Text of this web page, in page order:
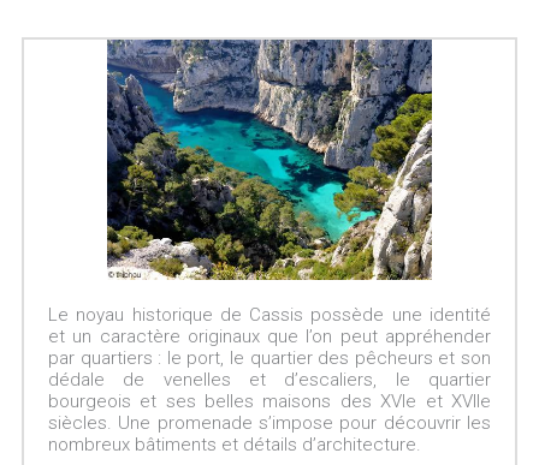
Le noyau historique de Cassis possède une identité
et un caractère originaux que l’on peut appréhender
par quartiers : le port, le quartier des pêcheurs et son
dédale de venelles et d’escaliers, le quartier
bourgeois et ses belles maisons des XVIe et XVIIe
siècles. Une promenade s’impose pour découvrir les
nombreux bâtiments et détails d’architecture.